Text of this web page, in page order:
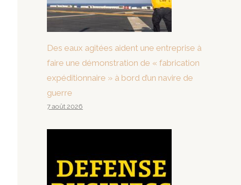
Des eaux agitées aident une entreprise à
faire une démonstration de « fabrication
expéditionnaire » à bord d’un navire de
guerre
7 août 2026